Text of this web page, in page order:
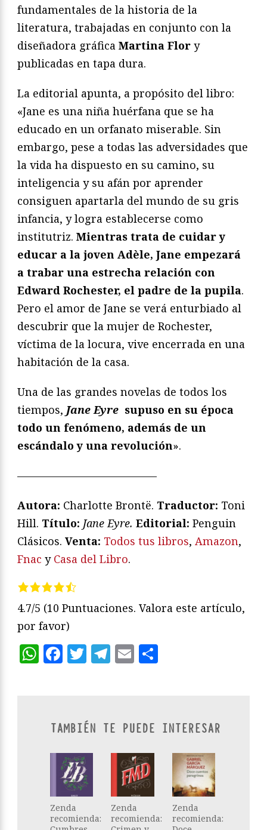
fundamentales de la historia de la
literatura, trabajadas en conjunto con la
diseñadora gráfica Martina Flor y
publicadas en tapa dura.
La editorial apunta, a propósito del libro:
«Jane es una niña huérfana que se ha
educado en un orfanato miserable. Sin
embargo, pese a todas las adversidades que
la vida ha dispuesto en su camino, su
inteligencia y su afán por aprender
consiguen apartarla del mundo de su gris
infancia, y logra establecerse como
institutriz. Mientras trata de cuidar y
educar a la joven Adèle, Jane empezará
a trabar una estrecha relación con
Edward Rochester, el padre de la pupila.
Pero el amor de Jane se verá enturbiado al
descubrir que la mujer de Rochester,
víctima de la locura, vive encerrada en una
habitación de la casa.
Una de las grandes novelas de todos los
tiempos, Jane Eyre supuso en su época
todo un fenómeno, además de un
escándalo y una revolución».
—————————————
Autora: Charlotte Brontë. Traductor: Toni
Hill. Título: Jane Eyre. Editorial: Penguin
Clásicos. Venta: Todos tus libros, Amazon,
Fnac y Casa del Libro.
4.7/5 (10 Puntuaciones. Valora este artículo,
por favor)
WhatsApp
Facebook
Twitter
Telegram
Email
TAMBIÉN TE PUEDE INTERESAR
Zenda
recomienda:
Zenda
recomienda:
Zenda
recomienda: